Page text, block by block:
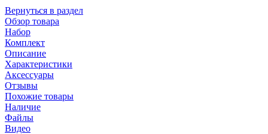
Вернуться в раздел
Обзор товара
Набор
Комплект
Описание
Характеристики
Аксессуары
Отзывы
Похожие товары
Наличие
Файлы
Видео